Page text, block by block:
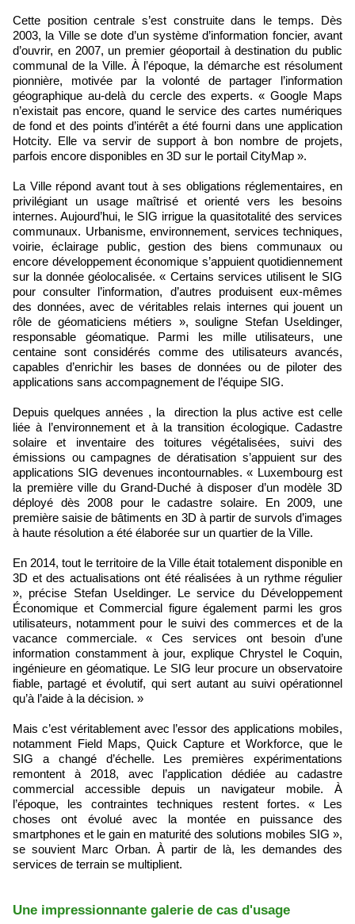
Cette position centrale s’est construite dans le temps. Dès
2003, la Ville se dote d’un système d’information foncier, avant
d’ouvrir, en 2007, un premier géoportail à destination du public
communal de la Ville. À l’époque, la démarche est résolument
pionnière, motivée par la volonté de partager l’information
géographique au-delà du cercle des experts. « Google Maps
n’existait pas encore, quand le service des cartes numériques
de fond et des points d’intérêt a été fourni dans une application
Hotcity. Elle va servir de support à bon nombre de projets,
parfois encore disponibles en 3D sur le portail CityMap ».
La Ville répond avant tout à ses obligations réglementaires, en
privilégiant un usage maîtrisé et orienté vers les besoins
internes. Aujourd’hui, le SIG irrigue la quasitotalité des services
communaux. Urbanisme, environnement, services techniques,
voirie, éclairage public, gestion des biens communaux ou
encore développement économique s’appuient quotidiennement
sur la donnée géolocalisée. « Certains services utilisent le SIG
pour consulter l’information, d’autres produisent eux-mêmes
des données, avec de véritables relais internes qui jouent un
rôle de géomaticiens métiers », souligne Stefan Useldinger,
responsable géomatique. Parmi les mille utilisateurs, une
centaine sont considérés comme des utilisateurs avancés,
capables d’enrichir les bases de données ou de piloter des
applications sans accompagnement de l’équipe SIG.
Depuis quelques années , la direction la plus active est celle
liée à l’environnement et à la transition écologique. Cadastre
solaire et inventaire des toitures végétalisées, suivi des
émissions ou campagnes de dératisation s’appuient sur des
applications SIG devenues incontournables. « Luxembourg est
la première ville du Grand-Duché à disposer d’un modèle 3D
déployé dès 2008 pour le cadastre solaire. En 2009, une
première saisie de bâtiments en 3D à partir de survols d’images
à haute résolution a été élaborée sur un quartier de la Ville.
En 2014, tout le territoire de la Ville était totalement disponible en
3D et des actualisations ont été réalisées à un rythme régulier
», précise Stefan Useldinger. Le service du Développement
Économique et Commercial figure également parmi les gros
utilisateurs, notamment pour le suivi des commerces et de la
vacance commerciale. « Ces services ont besoin d’une
information constamment à jour, explique Chrystel le Coquin,
ingénieure en géomatique. Le SIG leur procure un observatoire
fiable, partagé et évolutif, qui sert autant au suivi opérationnel
qu’à l’aide à la décision. »
Mais c’est véritablement avec l’essor des applications mobiles,
notamment Field Maps, Quick Capture et Workforce, que le
SIG a changé d’échelle. Les premières expérimentations
remontent à 2018, avec l’application dédiée au cadastre
commercial accessible depuis un navigateur mobile. À
l’époque, les contraintes techniques restent fortes. « Les
choses ont évolué avec la montée en puissance des
smartphones et le gain en maturité des solutions mobiles SIG »,
se souvient Marc Orban. À partir de là, les demandes des
services de terrain se multiplient.
Une impressionnante galerie de cas d'usage